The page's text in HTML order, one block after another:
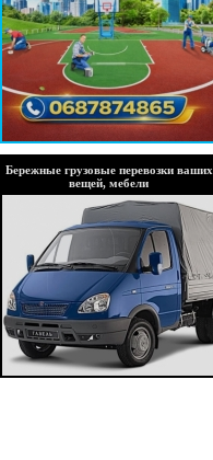
Бережные грузовые перевозки ваших
вещей, мебели